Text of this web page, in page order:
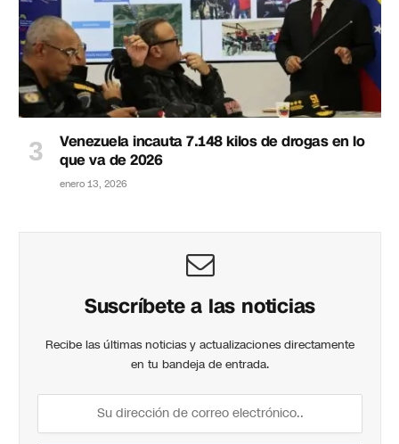
Venezuela incauta 7.148 kilos de drogas en lo
que va de 2026
enero 13, 2026
Suscríbete a las noticias
Recibe las últimas noticias y actualizaciones directamente
en tu bandeja de entrada.